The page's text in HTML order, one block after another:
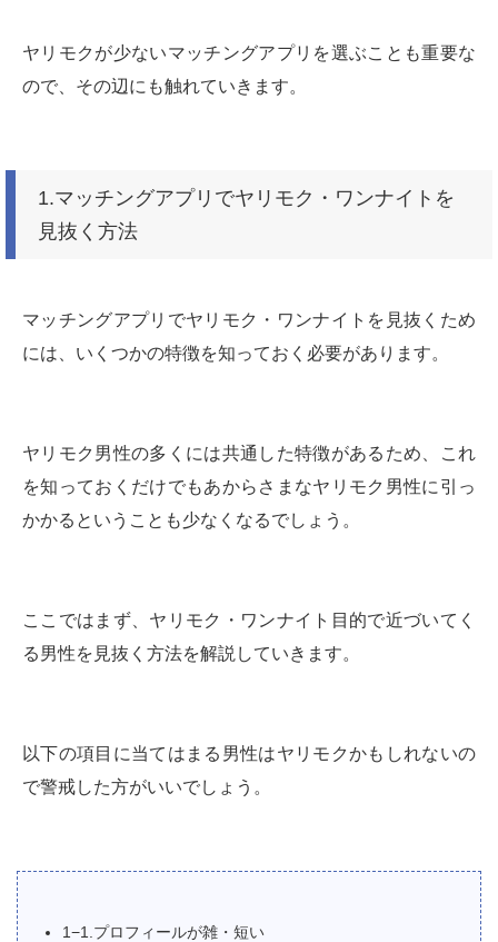
ヤリモクが少ないマッチングアプリを選ぶことも重要な
ので、その辺にも触れていきます。
1.マッチングアプリでヤリモク・ワンナイトを
見抜く方法
マッチングアプリでヤリモク・ワンナイトを見抜くため
には、いくつかの特徴を知っておく必要があります。
ヤリモク男性の多くには共通した特徴があるため、これ
を知っておくだけでもあからさまなヤリモク男性に引っ
かかるということも少なくなるでしょう。
ここではまず、ヤリモク・ワンナイト目的で近づいてく
る男性を見抜く方法を解説していきます。
以下の項目に当てはまる男性はヤリモクかもしれないの
で警戒した方がいいでしょう。
1−1.プロフィールが雑・短い